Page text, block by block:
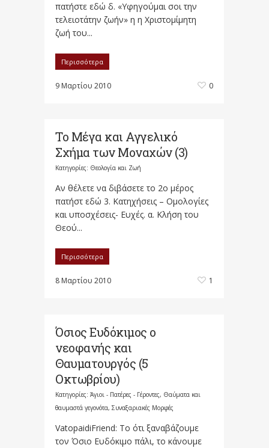
πατήστε εδώ δ. «Υφηγούμαι σοι την
τελειοτάτην ζωήν» η η Χριστομίμητη
ζωή του...
Περισσότερα
9 Μαρτίου 2010 0
Το Μέγα και Αγγελικό
Σχήμα των Μοναχών (3)
Κατηγορίες: Θεολογία και Ζωή
Αν θέλετε να διβάσετε το 2ο μέρος
πατήστ εδώ 3. Κατηχήσεις – Ομολογίες
και υποσχέσεις- Ευχές. α. Κλήση του
Θεού...
Περισσότερα
8 Μαρτίου 2010 1
Όσιος Ευδόκιμος ο
νεοφανής και
Θαυματουργός (5
Οκτωβρίου)
Κατηγορίες: Άγιοι - Πατέρες - Γέροντες, Θαύματα και
θαυμαστά γεγονότα, Συναξαριακές Μορφές
VatopaidiFriend: Το ότι ξαναβάζουμε
τον Όσιο Ευδόκιμο πάλι, το κάνουμε